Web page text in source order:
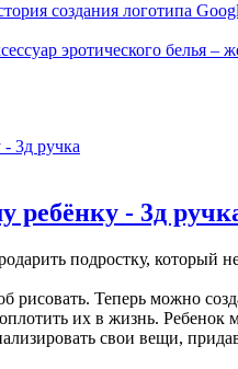
создания логотипа
эротического белья –
ребёнку - 3д
подростку, который
Теперь можно
их в жизнь. Ребенок
свои вещи,